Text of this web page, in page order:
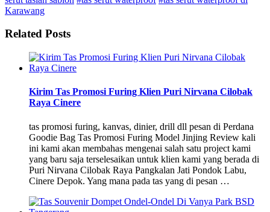
Karawang
Related Posts
Kirim Tas Promosi Furing Klien Puri Nirvana Cilobak
Raya Cinere
tas promosi furing, kanvas, dinier, drill dll pesan di Perdana
Goodie Bag Tas Promosi Furing Model Jinjing Review kali
ini kami akan membahas mengenai salah satu project kami
yang baru saja terselesaikan untuk klien kami yang berada di
Puri Nirvana Cilobak Raya Pangkalan Jati Pondok Labu,
Cinere Depok. Yang mana pada tas yang di pesan …